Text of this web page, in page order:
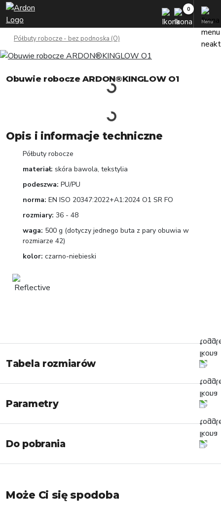
Menu
Półbuty robocze - bez podnoska (O)
Obuwie robocze ARDON®KINGLOW O1
Opis i informacje techniczne
Półbuty robocze
materiał: skóra bawola, tekstylia
podeszwa: PU/PU
norma: EN ISO 20347:2022+A1:2024 O1 SR FO
rozmiary: 36 - 48
waga: 500 g (dotyczy jednego buta z pary obuwia w
rozmiarze 42)
kolor: czarno-niebieski
Tabela rozmiarów
Parametry
Do pobrania
Może Ci się spodoba